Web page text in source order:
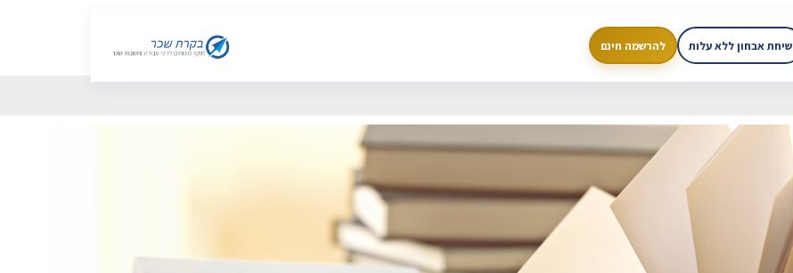
שיחת אבחון ללא עלות להרשמה חינם